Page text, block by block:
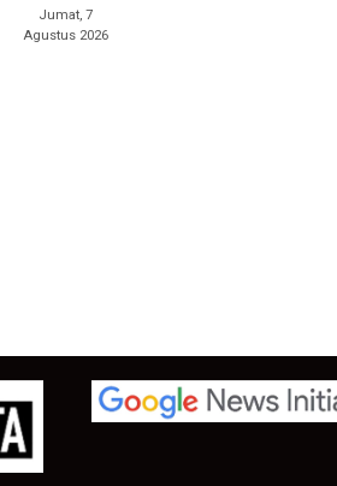
Jumat, 7
Agustus 2026